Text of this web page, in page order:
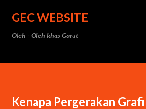
Langsung ke konten
GEC WEBSITE
Oleh - Oleh khas Garut
Kenapa Pergerakan